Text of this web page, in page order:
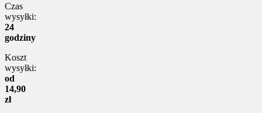
Czas
wysyłki:
24
godziny
Koszt
wysyłki:
od
14,90
zł